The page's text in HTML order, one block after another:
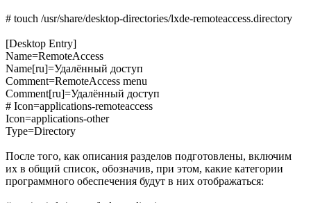
# touch /usr/share/desktop-directories/lxde-remoteaccess.directory
[Desktop Entry]
Name=RemoteAccess
Name[ru]=Удалённый доступ
Comment=RemoteAccess menu
Comment[ru]=Удалённый доступ
# Icon=applications-remoteaccess
Icon=applications-other
Type=Directory
После того, как описания разделов подготовлены, включим
их в общий список, обозначив, при этом, какие категории
программного обеспечения будут в них отображаться: